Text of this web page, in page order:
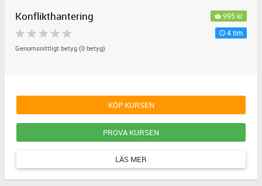
995 kr
4 tim
Konflikthantering
Genomsnittligt betyg (0 betyg)
KÖP KURSEN
PROVA KURSEN
LÄS MER